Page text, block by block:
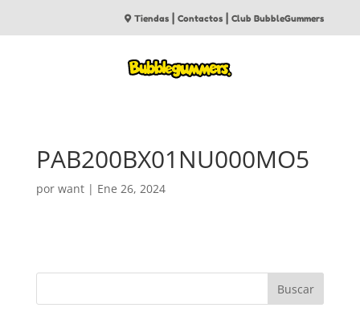
Tiendas |Contactos |Club BubbleGummers
PAB200BX01NU000MO5
por want| Ene 26, 2024